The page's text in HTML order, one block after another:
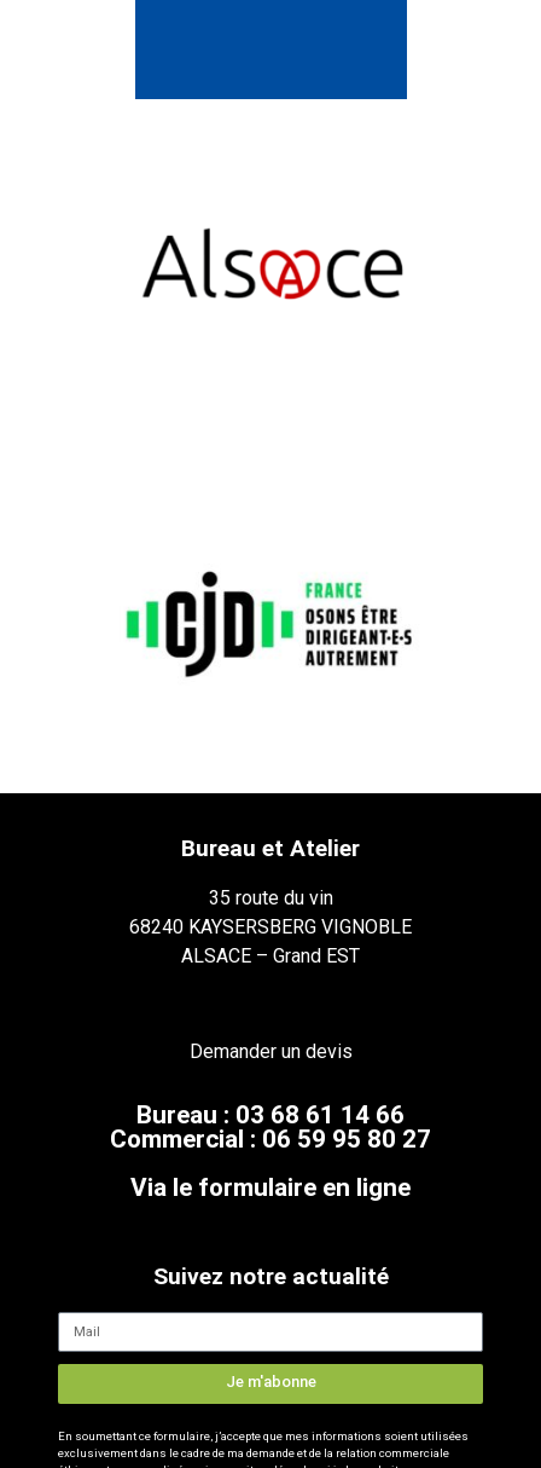
Bureau et Atelier
35 route du vin
68240 KAYSERSBERG VIGNOBLE
ALSACE – Grand EST
Demander un devis
Bureau : 03 68 61 14 66
Commercial : 06 59 95 80 27
Via le formulaire en ligne
Suivez notre actualité
Je m'abonne
En soumettant ce formulaire, j’accepte que mes informations soient utilisées
exclusivement dans le cadre de ma demande et de la relation commerciale